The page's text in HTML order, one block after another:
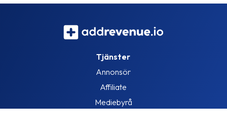
Tjänster
Annonsör
Affiliate
Mediebyrå